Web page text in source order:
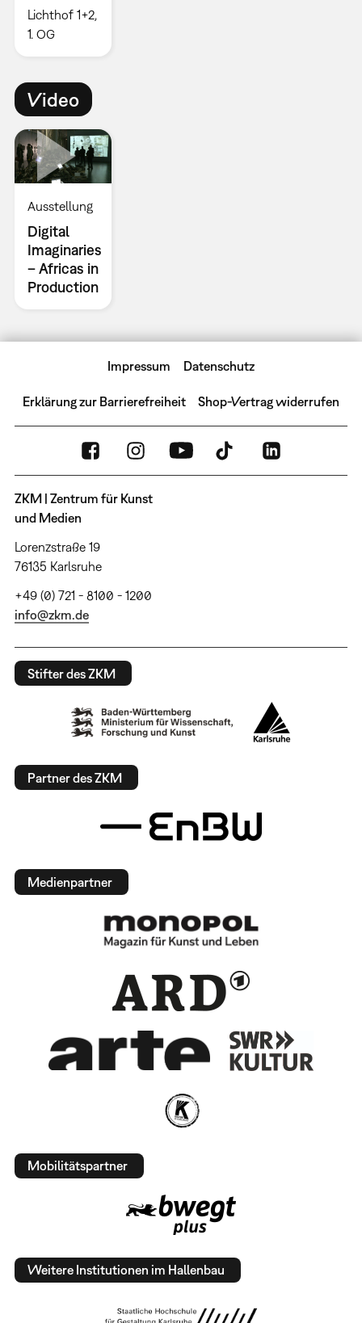
Lichthof 1+2,
1. OG
Video
Ausstellung
Digital
Imaginaries
– Africas in
Production
Impressum Datenschutz
Erklärung zur Barrierefreiheit Shop-Vertrag widerrufen
ZKM | Zentrum für Kunst
und Medien
Lorenzstraße 19
76135 Karlsruhe
+49 (0) 721 - 8100 - 1200
info@zkm.de
Stifter des ZKM
Partner des ZKM
Medienpartner
Mobilitätspartner
Weitere Institutionen im Hallenbau